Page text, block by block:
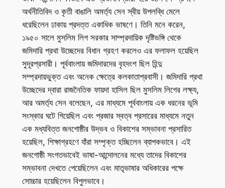
অর্থনীতিবিদ ও কৃতী বাঙালি অমর্ত্য সেন স্বীয় উপলব্ধি মেলে
ধরেছিলেন ঢাকায় প্রদত্ত একাধিক ভাষণে। তিনি মনে করেন,
১৯৫০ সালে মুসলিম লিগ সরকার সাম্প্রদায়িক দৃষ্টিভঙ্গি থেকে
জমিদারি প্রথা উচ্ছেদের বিধান গ্রহণ করলেও এর ফলাফল হয়েছিল
সুদূরপ্রসারী। পূর্ববাংলায় জমিদারদের বৃহদংশ ছিল হিন্দু
সম্প্রদায়ভুক্ত এবং অনেক ক্ষেত্রে কলকাতাপ্রবাসী। জমিদারি প্রথা
উচ্ছেদের দ্বারা রাজনৈতিক ফায়দা হাসিল ছিল মুসলিম লিগের লক্ষ্য,
আর অমর্ত্য সেন বলেছেন, এর মাধ্যমে পূর্ববাংলায় এক ধরনের ভূমি
সংস্কার ঘটে গিয়েছিল এবং প্রজার স্বত্ব প্রসারের মাধ্যমে নতুন
এক মধ্যবিত্ত জনগোষ্ঠীর উদ্ভব ও বিকাশের সম্ভাবনা প্রসারিত
হয়েছিল, শিক্ষাগ্রহণে যাঁরা সম্পৃক্ত হচ্ছিলেন ব্যাপকভাবে। এই
জনগোষ্ঠী সংগতভাবেই ভাষা-আন্দোলনের মধ্যে তাদের বিকাশের
সম্ভাবনা দেখতে পেয়েছিলেন এবং মাতৃভাষার অধিকারের পক্ষে
সোচ্চার হয়েছিলেন বিপুলভাবে।